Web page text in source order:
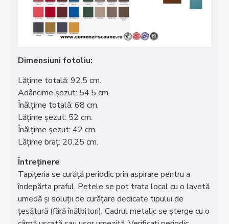
Dimensiuni fotoliu:
Lățime totală: 92.5 cm.
Adâncime șezut: 54.5 cm.
Înălțime totală: 68 cm.
Lățime șezut: 52 cm.
Înălțime șezut: 42 cm.
Lățime braț: 20.25 cm.
Întreținere
Tapițeria se curăță periodic prin aspirare pentru a
îndepărta praful. Petele se pot trata local cu o lavetă
umedă și soluții de curățare dedicate tipului de
țesătură (fără înălbitori). Cadrul metalic se șterge cu o